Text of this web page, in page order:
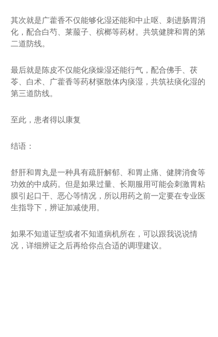
其次就是广藿香不仅能够化湿还能和中止呕、刺进肠胃消
化，配合白芍、莱菔子、槟榔等药材。共筑健脾和胃的第
二道防线。
最后就是陈皮不仅能化痰燥湿还能行气，配合佛手、茯
苓、白术、广藿香等药材驱散体内痰湿，共筑祛痰化湿的
第三道防线。
至此，患者得以康复
结语：
舒肝和胃丸是一种具有疏肝解郁、和胃止痛、健脾消食等
功效的中成药。但是如果过量、长期服用可能会刺激胃粘
膜引起口干、恶心等情况，所以用药之前一定要在专业医
生指导下，辨证加减使用。
如果不知道证型或者不知道病机所在，可以跟我说说情
况，详细辨证之后再给你点合适的调理建议。